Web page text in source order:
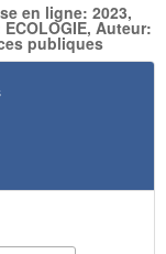
en ligne: 2023,
Auteur:
publiques